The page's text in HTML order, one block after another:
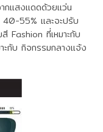
กแสงแดดด้วยแว่น
40-55% และจะปรับ
Fashion ที่เหมาะกับ
กับ กิจกรรมกลางแจ้ง